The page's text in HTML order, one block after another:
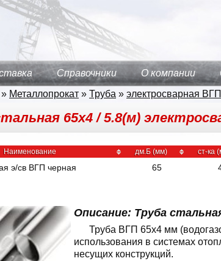
Справочники О компании
» Металлопрокат » Труба » электросварная
65х4 / 5.8(м)
Наименование дм.Б (мм) ст-ка
э/св ВГП черная 65
Описание: Труба
Труба ВГП 65x4 мм
использования в системах
несущих конструкций.